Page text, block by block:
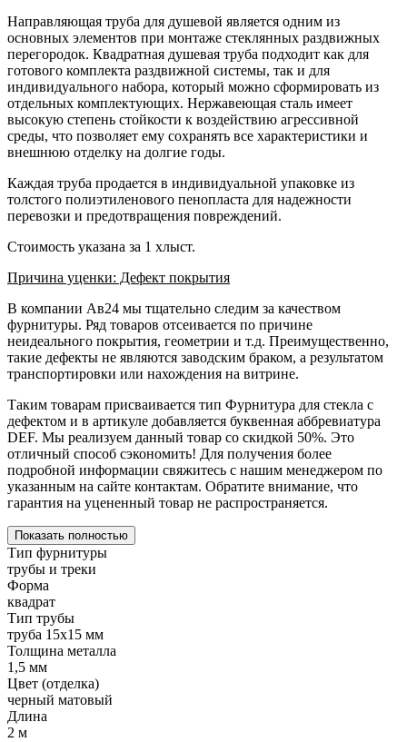
Направляющая труба для душевой является одним из
основных элементов при монтаже стеклянных раздвижных
перегородок. Квадратная душевая труба подходит как для
готового комплекта раздвижной системы, так и для
индивидуального набора, который можно сформировать из
отдельных комплектующих. Нержавеющая сталь имеет
высокую степень стойкости к воздействию агрессивной
среды, что позволяет ему сохранять все характеристики и
внешнюю отделку на долгие годы.
Каждая труба продается в индивидуальной упаковке из
толстого полиэтиленового пенопласта для надежности
перевозки и предотвращения повреждений.
Стоимость указана за 1 хлыст.
Причина уценки: Дефект покрытия
В компании Ав24 мы тщательно следим за качеством
фурнитуры. Ряд товаров отсеивается по причине
неидеального покрытия, геометрии и т.д. Преимущественно,
такие дефекты не являются заводским браком, а результатом
транспортировки или нахождения на витрине.
Таким товарам присваивается тип Фурнитура для стекла с
дефектом и в артикуле добавляется буквенная аббревиатура
DEF. Мы реализуем данный товар со скидкой 50%. Это
отличный способ сэкономить! Для получения более
подробной информации свяжитесь с нашим менеджером по
указанным на сайте контактам. Обратите внимание, что
гарантия на уцененный товар не распространяется.
Показать полностью
Тип фурнитуры
трубы и треки
Форма
квадрат
Тип трубы
труба 15х15 мм
Толщина металла
1,5 мм
Цвет (отделка)
черный матовый
Длина
2 м